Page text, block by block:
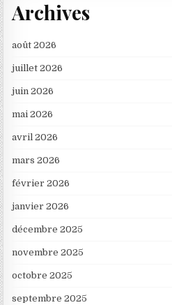
Archives
août 2026
juillet 2026
juin 2026
mai 2026
avril 2026
mars 2026
février 2026
janvier 2026
décembre 2025
novembre 2025
octobre 2025
septembre 2025